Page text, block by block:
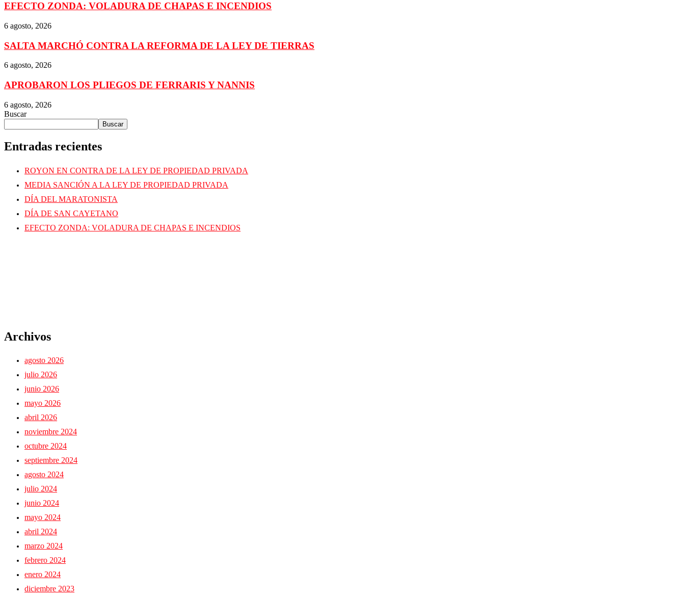
EFECTO ZONDA: VOLADURA DE CHAPAS E INCENDIOS
6 agosto, 2026
SALTA MARCHÓ CONTRA LA REFORMA DE LA LEY DE TIERRAS
6 agosto, 2026
APROBARON LOS PLIEGOS DE FERRARIS Y NANNIS
6 agosto, 2026
Buscar
Buscar
Entradas recientes
ROYON EN CONTRA DE LA LEY DE PROPIEDAD PRIVADA
MEDIA SANCIÓN A LA LEY DE PROPIEDAD PRIVADA
DÍA DEL MARATONISTA
DÍA DE SAN CAYETANO
EFECTO ZONDA: VOLADURA DE CHAPAS E INCENDIOS
Archivos
agosto 2026
julio 2026
junio 2026
mayo 2026
abril 2026
noviembre 2024
octubre 2024
septiembre 2024
agosto 2024
julio 2024
junio 2024
mayo 2024
abril 2024
marzo 2024
febrero 2024
enero 2024
diciembre 2023